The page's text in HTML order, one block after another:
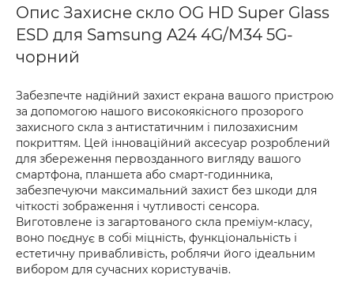
Опис Захисне скло OG HD Super Glass
ESD для Samsung A24 4G/M34 5G-
чорний
Забезпечте надійний захист екрана вашого пристрою
за допомогою нашого високоякісного прозорого
захисного скла з антистатичним і пилозахисним
покриттям. Цей інноваційний аксесуар розроблений
для збереження первозданного вигляду вашого
смартфона, планшета або смарт-годинника,
забезпечуючи максимальний захист без шкоди для
чіткості зображення і чутливості сенсора.
Виготовлене із загартованого скла преміум-класу,
воно поєднує в собі міцність, функціональність і
естетичну привабливість, роблячи його ідеальним
вибором для сучасних користувачів.